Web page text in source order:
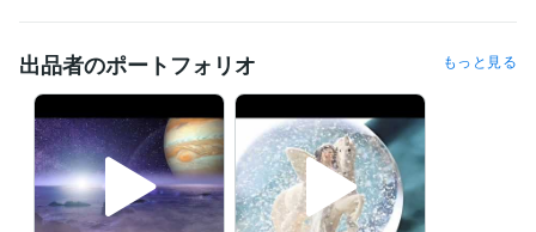
経験職種
占い
恋愛 家庭 人間関係
占い 夢の本当の意味メッセージを霊視します
出品者のポートフォリオ もっと見る